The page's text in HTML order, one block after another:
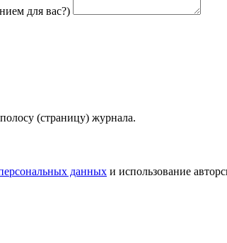
для вас?)
(страницу) журнала.
данных и использование